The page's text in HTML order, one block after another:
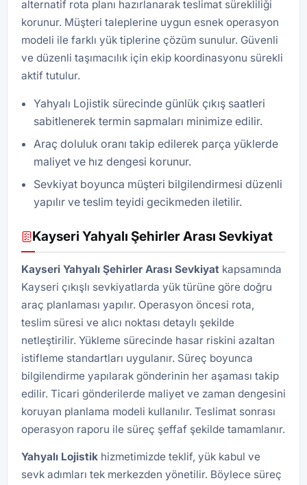
alternatif rota planı hazırlanarak teslimat sürekliliği
korunur. Müşteri taleplerine uygun esnek operasyon
modeli ile farklı yük tiplerine çözüm sunulur. Güvenli
ve düzenli taşımacılık için ekip koordinasyonu sürekli
aktif tutulur.
Yahyalı Lojistik sürecinde günlük çıkış saatleri
sabitlenerek termin sapmaları minimize edilir.
Araç doluluk oranı takip edilerek parça yüklerde
maliyet ve hız dengesi korunur.
Sevkiyat boyunca müşteri bilgilendirmesi düzenli
yapılır ve teslim teyidi gecikmeden iletilir.
Kayseri Yahyalı Şehirler Arası Sevkiyat
Kayseri Yahyalı Şehirler Arası Sevkiyat kapsamında
Kayseri çıkışlı sevkiyatlarda yük türüne göre doğru
araç planlaması yapılır. Operasyon öncesi rota,
teslim süresi ve alıcı noktası detaylı şekilde
netleştirilir. Yükleme sürecinde hasar riskini azaltan
istifleme standartları uygulanır. Süreç boyunca
bilgilendirme yapılarak gönderinin her aşaması takip
edilir. Ticari gönderilerde maliyet ve zaman dengesini
koruyan planlama modeli kullanılır. Teslimat sonrası
operasyon raporu ile süreç şeffaf şekilde tamamlanır.
Yahyalı Lojistik hizmetimizde teklif, yük kabul ve
sevk adımları tek merkezden yönetilir. Böylece süreç